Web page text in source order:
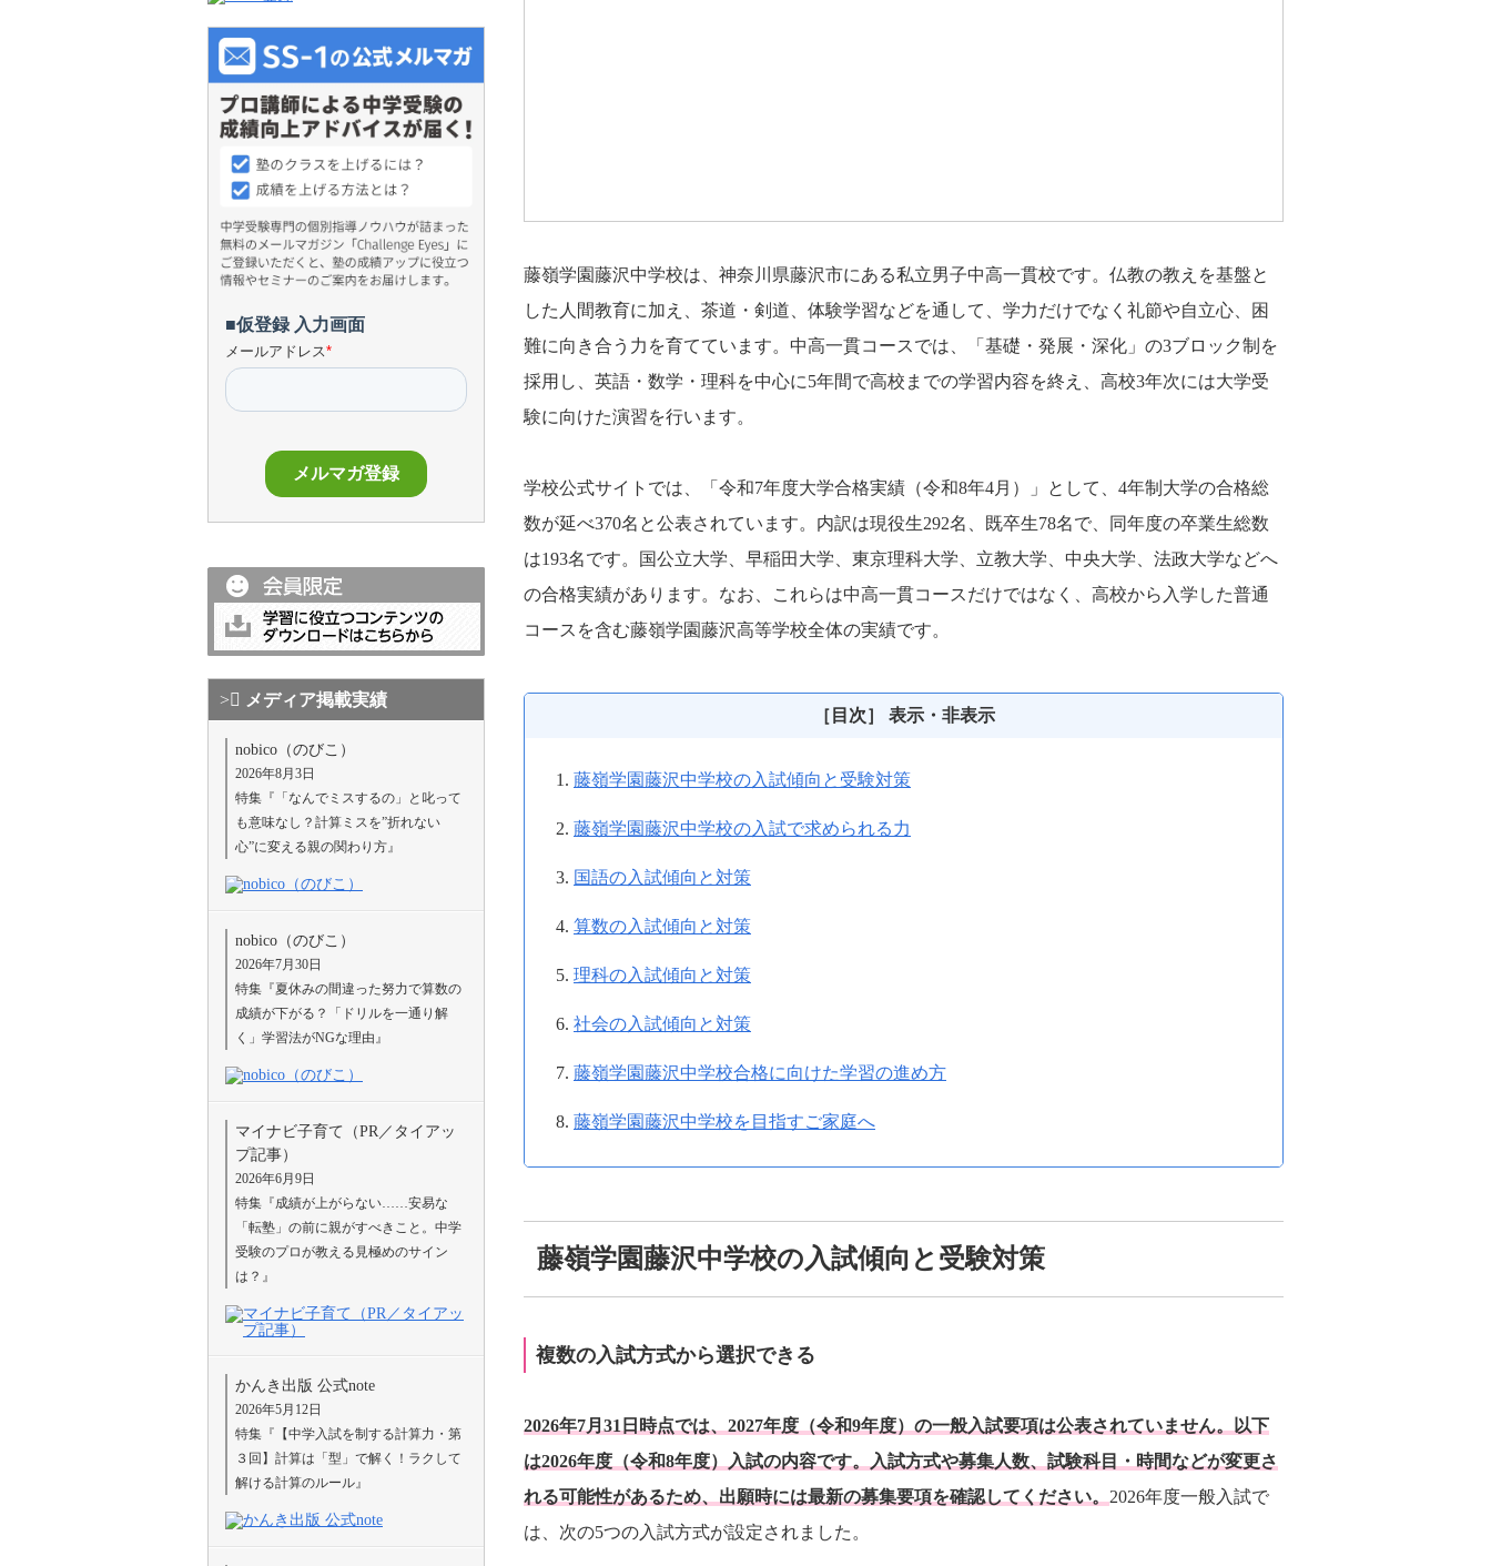
藤嶺学園藤沢中学校は、神奈川県藤沢市にある私立男子中高一貫校です。仏教の教えを基盤と
した人間教育に加え、茶道・剣道、体験学習などを通して、学力だけでなく礼節や自立心、困
難に向き合う力を育てています。中高一貫コースでは、「基礎・発展・深化」の3ブロック制を
採用し、英語・数学・理科を中心に5年間で高校までの学習内容を終え、高校3年次には大学受
験に向けた演習を行います。
学校公式サイトでは、「令和7年度大学合格実績（令和8年4月）」として、4年制大学の合格総
数が延べ370名と公表されています。内訳は現役生292名、既卒生78名で、同年度の卒業生総数
は193名です。国公立大学、早稲田大学、東京理科大学、立教大学、中央大学、法政大学などへ
の合格実績があります。なお、これらは中高一貫コースだけではなく、高校から入学した普通
コースを含む藤嶺学園藤沢高等学校全体の実績です。
［目次］ 表示・非表示
藤嶺学園藤沢中学校の入試傾向と受験対策
藤嶺学園藤沢中学校の入試で求められる力
国語の入試傾向と対策
算数の入試傾向と対策
理科の入試傾向と対策
社会の入試傾向と対策
藤嶺学園藤沢中学校合格に向けた学習の進め方
藤嶺学園藤沢中学校を目指すご家庭へ
藤嶺学園藤沢中学校の入試傾向と受験対策
複数の入試方式から選択できる
2026年7月31日時点では、2027年度（令和9年度）の一般入試要項は公表されていません。以下
は2026年度（令和8年度）入試の内容です。入試方式や募集人数、試験科目・時間などが変更さ
れる可能性があるため、出願時には最新の募集要項を確認してください。 2026年度一般入試で
は、次の5つの入試方式が設定されました。
メディア掲載実績
nobico（のびこ）
2026年8月3日
特集『「なんでミスするの」と叱って
も意味なし？計算ミスを”折れない
心”に変える親の関わり方』
nobico（のびこ）
2026年7月30日
特集『夏休みの間違った努力で算数の
成績が下がる？「ドリルを一通り解
く」学習法がNGな理由』
マイナビ子育て（PR／タイアッ
プ記事）
2026年6月9日
特集『成績が上がらない……安易な
「転塾」の前に親がすべきこと。中学
受験のプロが教える見極めのサイン
は？』
かんき出版 公式note
2026年5月12日
特集『【中学入試を制する計算力・第
３回】計算は「型」で解く！ラクして
解ける計算のルール』